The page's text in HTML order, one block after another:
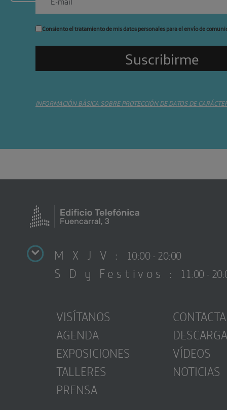
Consiento el tratamiento de mis datos personales para el envío de
INFORMACIÓN BÁSICA SOBRE PROTECCIÓN DE DATOS DE
M X J V : 10:00 - 20:00
S D y Festivos : 11:00 -
VISÍTANOS
AGENDA
EXPOSICIONES
TALLERES
PRENSA
CONTACTA
VÍDEOS
NOTICIAS